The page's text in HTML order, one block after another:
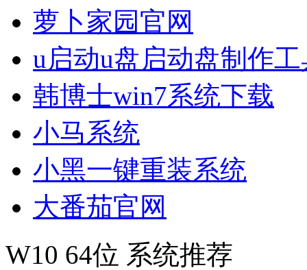
萝卜家园官网
u启动u盘启动盘制作工
韩博士win7系统下载
小马系统
小黑一键重装系统
大番茄官网
W10 64位 系统推荐